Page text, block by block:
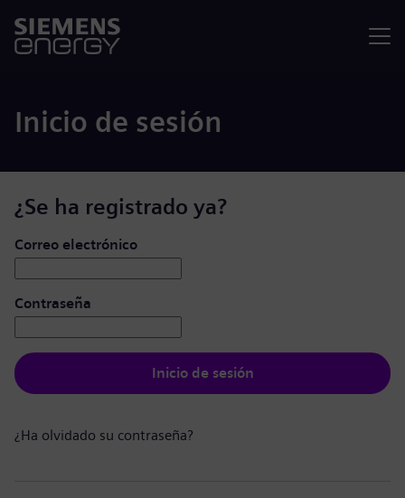
Inicio de sesión
¿Se ha registrado ya?
Iniciar de sesión: usuario y contraseña
Correo electrónico
Contraseña
Inicio de sesión
¿Ha olvidado su contraseña?